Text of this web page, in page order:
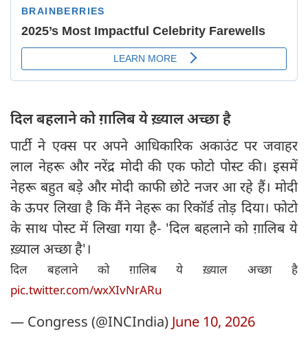
दिल बहलाने को ग़ालिब ये ख़्याल अच्छा है
पार्टी ने एक्स पर अपने आधिकारिक अकाउंट पर जवाहर
लाल नेहरू और नरेंद्र मोदी की एक फोटो पोस्ट की। इसमें
नेहरू बहुत बड़े और मोदी काफी छोटे नजर आ रहे हैं। मोदी
के ऊपर लिखा है कि मैंने नेहरू का रिकॉर्ड तोड़ दिया। फोटो
के साथ पोस्ट में लिखा गया है- 'दिल बहलाने को ग़ालिब ये
ख़्याल अच्छा है'।
दिल बहलाने को ग़ालिब ये ख़्याल अच्छा है
pic.twitter.com/wxXIvNrARu
— Congress (@INCIndia) June 10, 2026